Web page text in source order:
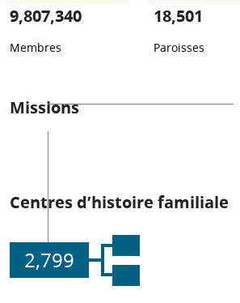
9,807,340
Membres
18,501
Paroisses
Missions
Centres d’histoire familiale
2,799